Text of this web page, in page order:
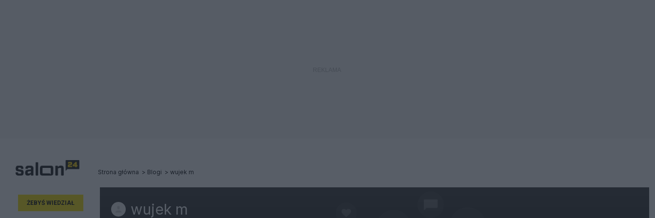
Strona główna Blogi wujek m
ŻEBYŚ WIEDZIAŁ wujek m